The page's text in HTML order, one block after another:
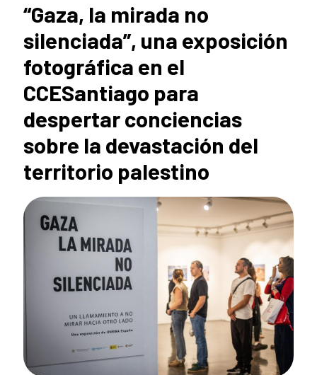
“Gaza, la mirada no
silenciada”, una exposición
fotográfica en el
CCESantiago para
despertar conciencias
sobre la devastación del
territorio palestino